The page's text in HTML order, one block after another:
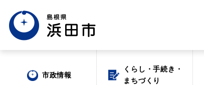
市政情報
くらし・手続き・
まちづくり
市政情報
くらし・手続き・
まちづくり